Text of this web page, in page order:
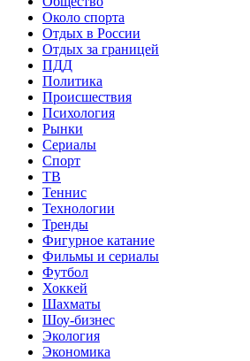
Около спорта
Отдых в России
Отдых за границей
ПДД
Политика
Происшествия
Психология
Рынки
Сериалы
Спорт
ТВ
Теннис
Технологии
Тренды
Фигурное катание
Фильмы и сериалы
Футбол
Хоккей
Шахматы
Шоу-бизнес
Экология
Экономика